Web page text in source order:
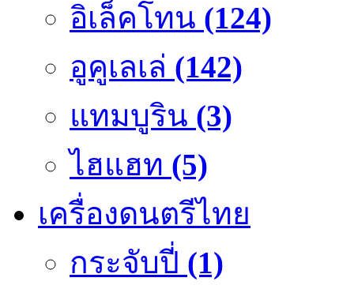
อิเล็คโทน (124)
อูคูเลเล่ (142)
แทมบูริน (3)
ไฮแฮท (5)
เครื่องดนตรีไทย
กระจับปี่ (1)